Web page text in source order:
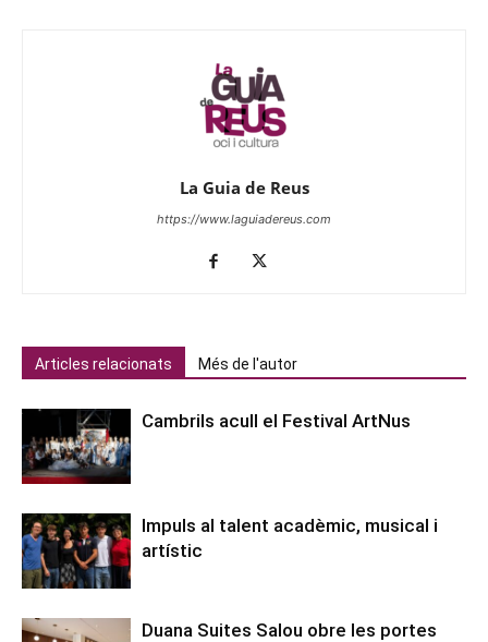
La Guia de Reus
https://www.laguiadereus.com
Articles relacionats Més de l'autor
Cambrils acull el Festival ArtNus
Impuls al talent acadèmic, musical i
artístic
Duana Suites Salou obre les portes